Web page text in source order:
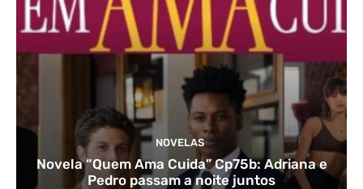
NOVELAS
Novela “Quem Ama Cuida” Cp75b: Adriana e
Pedro passam a noite juntos